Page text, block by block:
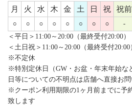
月 火 水 木 金 土 日 祝 祝前
○ ○ ○ ○ ○ ○ ○ ○
-
＜平日＞11:00～20:00（最終受付20:00）
＜土日祝＞11:00～20:00（最終受付20:00
※不定休
※特別定休日（GW・お盆・年末年始な
日等についての不明点は店舗へ直接お
※クーポン利用期限の1ヶ月前までに予
致します